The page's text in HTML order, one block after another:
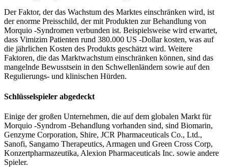
Der Faktor, der das Wachstum des Marktes einschränken wird, ist
der enorme Preisschild, der mit Produkten zur Behandlung von
Morquio -Syndromen verbunden ist. Beispielsweise wird erwartet,
dass Vimizim Patienten rund 380.000 US -Dollar kosten, was auf
die jährlichen Kosten des Produkts geschätzt wird. Weitere
Faktoren, die das Marktwachstum einschränken können, sind das
mangelnde Bewusstsein in den Schwellenländern sowie auf den
Regulierungs- und klinischen Hürden.
Schlüsselspieler abgedeckt
Einige der großen Unternehmen, die auf dem globalen Markt für
Morquio -Syndrom -Behandlung vorhanden sind, sind Biomarin,
Genzyme Corporation, Shire, JCR Pharmaceuticals Co., Ltd.,
Sanofi, Sangamo Therapeutics, Armagen und Green Cross Corp,
Konzertpharmazeutika, Alexion Pharmaceuticals Inc. sowie andere
Spieler.